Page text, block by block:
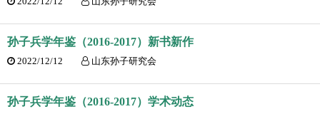
孙子兵学年鉴（2016-2017）新书新作
2022/12/12 山东孙子研究会
孙子兵学年鉴（2016-2017）学术动态